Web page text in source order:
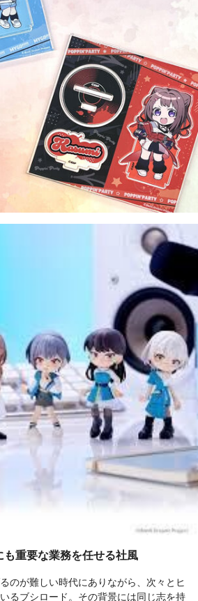
重要な業務を任せる社風
のが難しい時代にありながら、次々とヒ
るブシロード。その背景には同じ志を持